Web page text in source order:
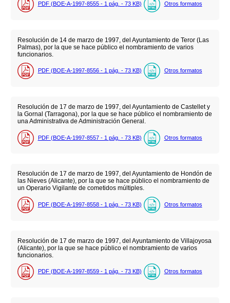
PDF (BOE-A-1997-8555 - 1 pág. - 73 KB) Otros formatos
Resolución de 14 de marzo de 1997, del Ayuntamiento de Teror (Las
Palmas), por la que se hace público el nombramiento de varios
funcionarios.
PDF (BOE-A-1997-8556 - 1 pág. - 73 KB) Otros formatos
Resolución de 17 de marzo de 1997, del Ayuntamiento de Castellet y
la Gornal (Tarragona), por la que se hace público el nombramiento de
una Administrativa de Administración General.
PDF (BOE-A-1997-8557 - 1 pág. - 73 KB) Otros formatos
Resolución de 17 de marzo de 1997, del Ayuntamiento de Hondón de
las Nieves (Alicante), por la que se hace público el nombramiento de
un Operario Vigilante de cometidos múltiples.
PDF (BOE-A-1997-8558 - 1 pág. - 73 KB) Otros formatos
Resolución de 17 de marzo de 1997, del Ayuntamiento de Villajoyosa
(Alicante), por la que se hace público el nombramiento de varios
funcionarios.
PDF (BOE-A-1997-8559 - 1 pág. - 73 KB) Otros formatos